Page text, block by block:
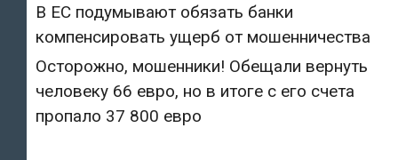
В ЕС подумывают обязать банки
компенсировать ущерб от мошенничества
Осторожно, мошенники! Обещали вернуть
человеку 66 евро, но в итоге с его счета
пропало 37 800 евро